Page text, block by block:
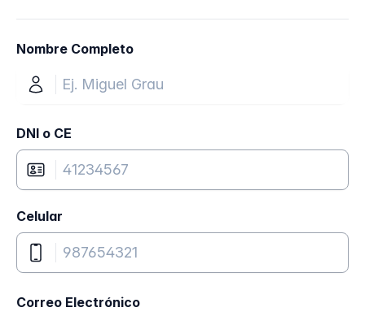
Nombre Completo
DNI o CE
Celular
Correo Electrónico